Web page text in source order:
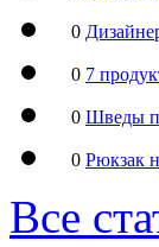
0
0 7
0 Шведы
0 Рюкзак
Все